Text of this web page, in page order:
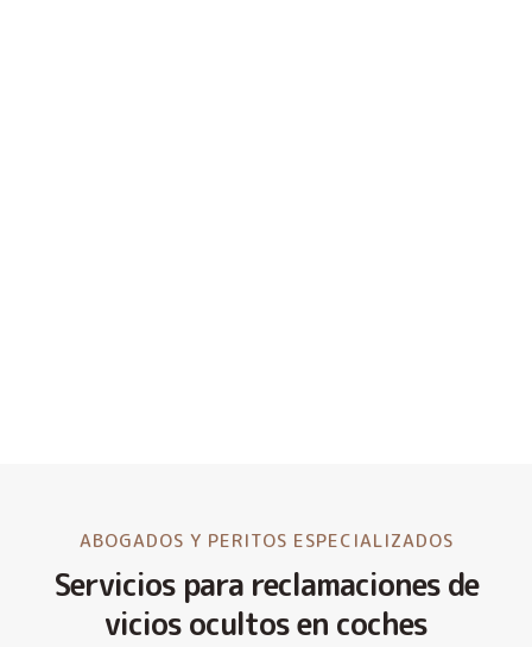
ABOGADOS Y PERITOS ESPECIALIZADOS
Servicios para reclamaciones de
vicios ocultos en coches